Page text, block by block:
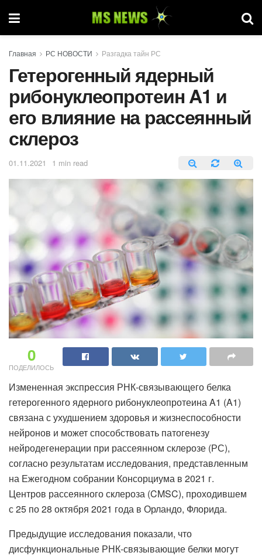
Главная РС НОВОСТИ Разгадка тайн РС
Гетерогенный ядерный
рибонуклеопротеин A1 и
его влияние на рассеянный
склероз
01.11.2021 1 min read
0
ПОДЕЛИЛОСЬ
Измененная экспрессия РНК-связывающего белка
гетерогенного ядерного рибонуклеопротеина A1 (A1)
связана с ухудшением здоровья и жизнеспособности
нейронов и может способствовать патогенезу
нейродегенерации при рассеянном склерозе (РС),
согласно результатам исследования, представленным
на Ежегодном собрании Консорциума в 2021 г.
Центров рассеянного склероза (CMSC), проходившем
с 25 по 28 октября 2021 года в Орландо, Флорида.
Предыдущие исследования показали, что
дисфункциональные РНК-связывающие белки могут